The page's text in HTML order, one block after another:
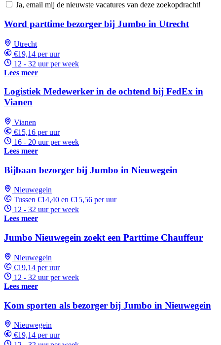
Ja, email mij de nieuwste vacatures van deze zoekopdracht!
Word parttime bezorger bij Jumbo in Utrecht
Utrecht
€19,14 per uur
12 - 32 uur per week
Lees meer
Logistiek Medewerker in de ochtend bij FedEx in
Vianen
Vianen
€15,16 per uur
16 - 20 uur per week
Lees meer
Bijbaan bezorger bij Jumbo in Nieuwegein
Nieuwegein
Tussen €14,40 en €15,56 per uur
12 - 32 uur per week
Lees meer
Jumbo Nieuwegein zoekt een Parttime Chauffeur
Nieuwegein
€19,14 per uur
12 - 32 uur per week
Lees meer
Kom sporten als bezorger bij Jumbo in Nieuwegein
Nieuwegein
€19,14 per uur